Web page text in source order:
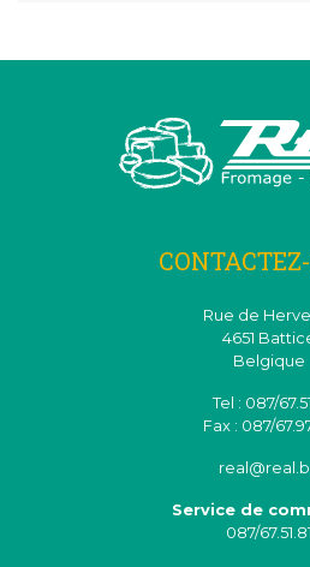
Rue de Herve
4651
Belgique
Tel : 087/
Fax : 087/
Service de
087/67.51.81